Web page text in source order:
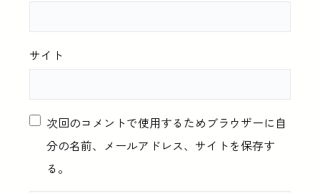
サイト
次回のコメントで使用するためブラウザーに自
分の名前、メールアドレス、サイトを保存す
る。